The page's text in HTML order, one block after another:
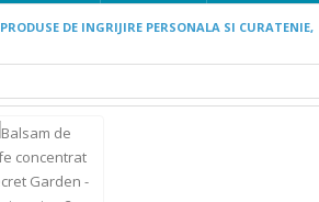
PRODUSE DE INGRIJIRE PERSONALA SI CURATENIE,